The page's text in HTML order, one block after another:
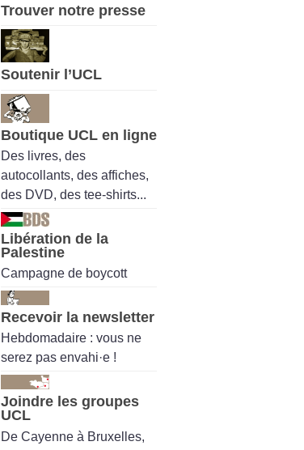
Trouver notre presse
Soutenir l’UCL
Boutique UCL en ligne
Des livres, des
autocollants, des affiches,
des DVD, des tee-shirts...
Libération de la
Palestine
Campagne de boycott
Recevoir la newsletter
Hebdomadaire : vous ne
serez pas envahi·e !
Joindre les groupes
UCL
De Cayenne à Bruxelles,